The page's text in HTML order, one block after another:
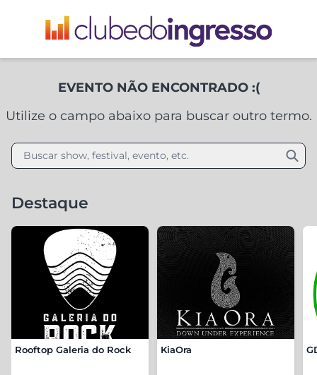
EVENTO NÃO ENCONTRADO :(
Utilize o campo abaixo para buscar outro termo.
Buscar show, festival, evento, etc.
Destaque
Rooftop Galeria do Rock KiaOra